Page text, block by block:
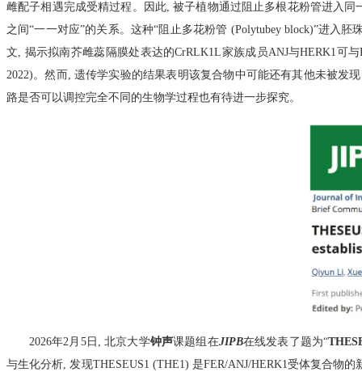
雌配子相遇完成受精过程。因此,被子植物通过阻止多根花粉管进入
之间“一一对应”的关系。这种“阻止多花粉管 (Polytubey block)”进入
文, 揭示拟南芥雌蕊隔膜处表达的CrRLK1L家族成员ANJ与HERK1可与
2022)。然而 , 遗传学实验的结果表明该复合物中可能还有其他未被发
路是否可以调控完全不同的生物学过程也有待进一步探究。
2026年2月5日,北京大学钟声课题组在JIPB在线发表了题为“
与生化分析,发现THESEUS1 (THE1) 是FER/ANJ/HERK1受体复合物的